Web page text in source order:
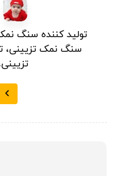
تولید کننده سنگ
سنگ نمک تزیینی،